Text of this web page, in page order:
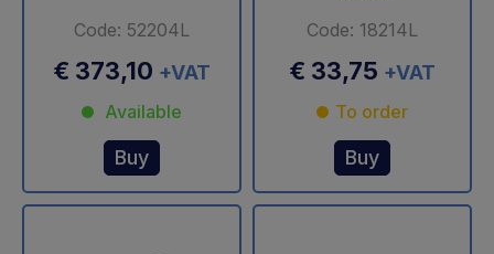
Code: 52204L
€ 373,10 +VAT
Available
Buy
Code: 18214L
€ 33,75 +VAT
To order
Buy